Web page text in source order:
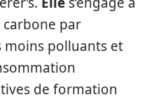
par
moins polluants et
de formation